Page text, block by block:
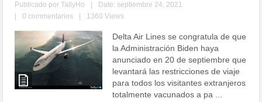
Publicado porTallyHo
Date: septiembre 24, 2021
0 commentarios 1360 Views
Delta Air Lines se congratula de que
la Administración Biden haya
anunciado en 20 de septiembre que
levantará las restricciones de viaje
para todos los visitantes extranjeros
totalmente vacunados a pa ...